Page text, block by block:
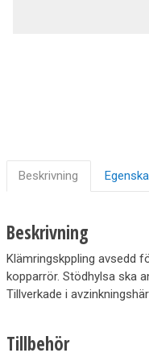
Beskrivning
Beskrivning
Klämringskppling avsedd
kopparrör. Stödhylsa ska
Tillverkade i
Tillbehör